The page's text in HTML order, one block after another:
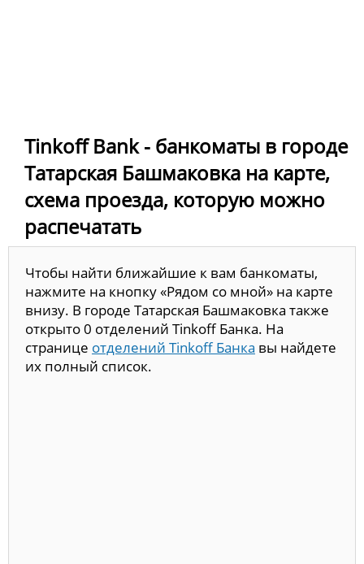
Tinkoff Bank - банкоматы в городе
Татарская Башмаковка на карте,
схема проезда, которую можно
распечатать
Чтобы найти ближайшие к вам банкоматы,
нажмите на кнопку «Рядом со мной» на карте
внизу. В городе Татарская Башмаковка также
открыто 0 отделений Tinkoff Банка. На
странице отделений Tinkoff Банка вы найдете
их полный список.